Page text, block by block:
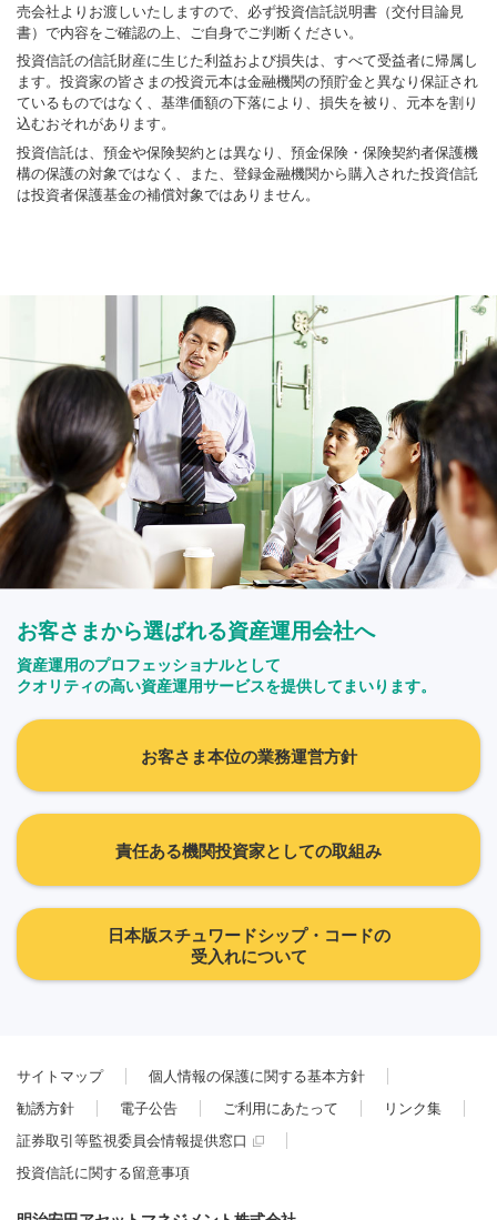
売会社よりお渡しいたしますので、必ず投資信託説明書（交付目論見
書）で内容をご確認の上、ご自身でご判断ください。
投資信託の信託財産に生じた利益および損失は、すべて受益者に帰属し
ます。投資家の皆さまの投資元本は金融機関の預貯金と異なり保証され
ているものではなく、基準価額の下落により、損失を被り、元本を割り
込むおそれがあります。
投資信託は、預金や保険契約とは異なり、預金保険・保険契約者保護機
構の保護の対象ではなく、また、登録金融機関から購入された投資信託
は投資者保護基金の補償対象ではありません。
お客さまから選ばれる資産運用会社へ
資産運用のプロフェッショナルとして
クオリティの高い資産運用サービスを提供してまいります。
お客さま本位の業務運営方針
責任ある機関投資家としての取組み
日本版スチュワードシップ・コードの
受入れについて
サイトマップ
個人情報の保護に関する基本方針
勧誘方針
電子公告 ご利用にあたって
リンク集
証券取引等監視委員会情報提供窓口
投資信託に関する留意事項